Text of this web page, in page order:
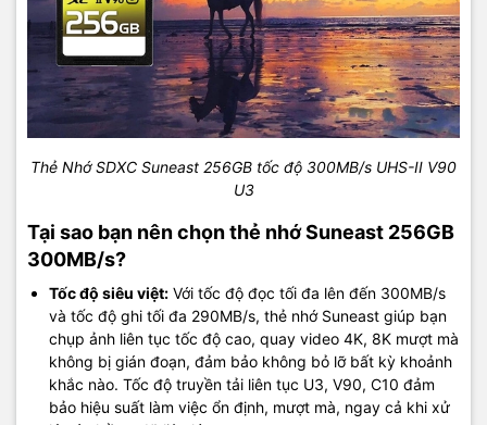
Thẻ Nhớ SDXC Suneast 256GB tốc độ 300MB/s UHS-II V90
U3
Tại sao bạn nên chọn thẻ nhớ Suneast 256GB
300MB/s?
Tốc độ siêu việt: Với tốc độ đọc tối đa lên đến 300MB/s
và tốc độ ghi tối đa 290MB/s, thẻ nhớ Suneast giúp bạn
chụp ảnh liên tục tốc độ cao, quay video 4K, 8K mượt mà
không bị gián đoạn, đảm bảo không bỏ lỡ bất kỳ khoảnh
khắc nào. Tốc độ truyền tải liên tục U3, V90, C10 đảm
bảo hiệu suất làm việc ổn định, mượt mà, ngay cả khi xử